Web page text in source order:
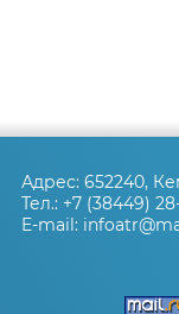
Адрес: 652240,
Тел.: +7 (38449)
E-mail: